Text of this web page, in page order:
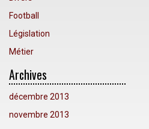
Football
Législation
Métier
Archives
décembre 2013
novembre 2013